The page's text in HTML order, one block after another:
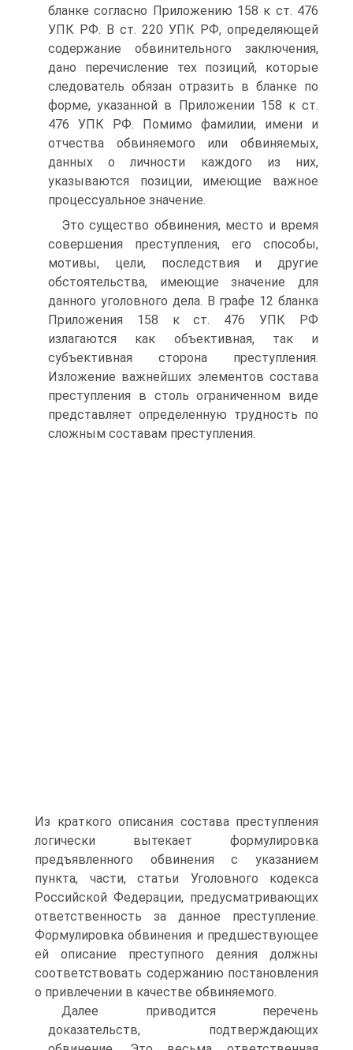
бланке согласно Приложению 158 к ст. 476
УПК РФ. В ст. 220 УПК РФ, определяющей
содержание обвинительного заключения,
дано перечисление тех позиций, которые
следователь обязан отразить в бланке по
форме, указанной в Приложении 158 к ст.
476 УПК РФ. Помимо фамилии, имени и
отчества обвиняемого или обвиняемых,
данных о личности каждого из них,
указываются позиции, имеющие важное
процессуальное значение.
Это существо обвинения, место и время
совершения преступления, его способы,
мотивы, цели, последствия и другие
обстоятельства, имеющие значение для
данного уголовного дела. В графе 12 бланка
Приложения 158 к ст. 476 УПК РФ
излагаются как объективная, так и
субъективная сторона преступления.
Изложение важнейших элементов состава
преступления в столь ограниченном виде
представляет определенную трудность по
сложным составам преступления.
Из краткого описания состава преступления
логически вытекает формулировка
предъявленного обвинения с указанием
пункта, части, статьи Уголовного кодекса
Российской Федерации, предусматривающих
ответственность за данное преступление.
Формулировка обвинения и предшествующее
ей описание преступного деяния должны
соответствовать содержанию постановления
о привлечении в качестве обвиняемого.
Далее приводится перечень
доказательств, подтверждающих